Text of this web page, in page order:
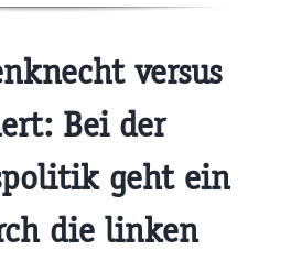
versus
Bei der
geht ein
die linken